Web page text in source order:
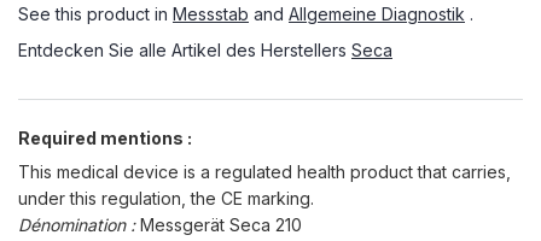
See this product in Messstab and Allgemeine Diagnostik .
Entdecken Sie alle Artikel des Herstellers Seca
Required mentions :
This medical device is a regulated health product that carries,
under this regulation, the CE marking.
Dénomination :Messgerät Seca 210